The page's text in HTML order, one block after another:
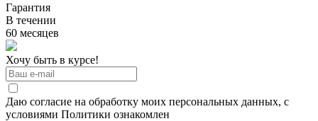
Гарантия
В течении
60 месяцев
Хочу быть в курсе!
Даю согласие на обработку моих персональных данных, с
условиями Политики ознакомлен